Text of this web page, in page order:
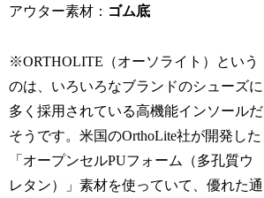
アウター素材： ゴム底
※ORTHOLITE（オーソライト）という
のは、いろいろなブランドのシューズに
多く採用されている高機能インソールだ
そうです。米国のOrthoLite社が開発した
「オープンセルPUフォーム（多孔質ウ
レタン）」素材を使っていて、優れた通